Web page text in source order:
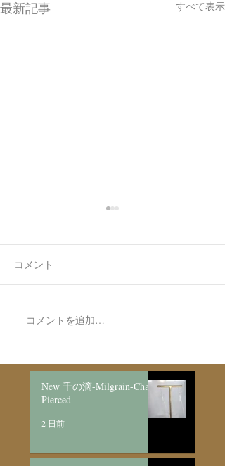
最新記事 すべて表示
7月最後の日録
コメント
コメントを追加…
New 千の滴-Milgrain-Chain
Pierced
2 日前